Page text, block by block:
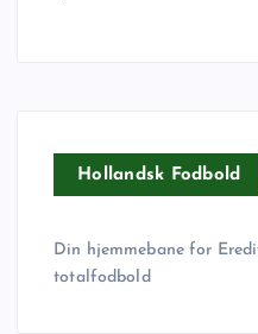
Hollandsk Fodbold
Din hjemmebane for
totalfodbold